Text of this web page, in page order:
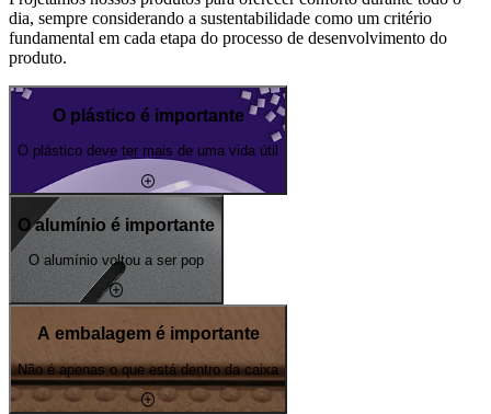
dia, sempre considerando a sustentabilidade como um critério
fundamental em cada etapa do processo de desenvolvimento do
produto.
O plástico é importante
O plástico deve ter mais de uma vida útil
O alumínio é importante
O alumínio voltou a ser pop
A embalagem é importante
Não é apenas o que está dentro da caixa